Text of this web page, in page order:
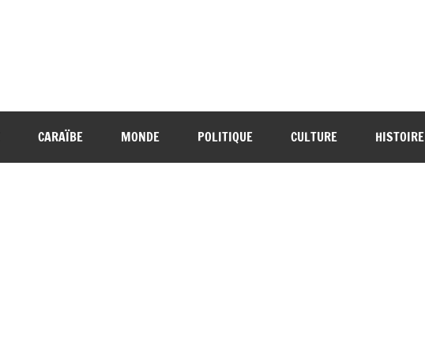
CARAÏBE MONDE POLITIQUE CULTURE HISTOIRE